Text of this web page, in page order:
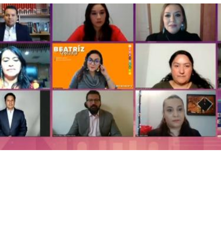
i
o
n
e
s
d
e
c
o
m
r
t
i
r
d
a
r